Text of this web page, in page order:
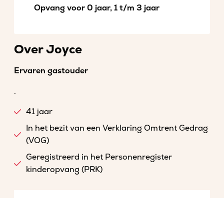
Opvang voor 0 jaar, 1 t/m 3 jaar
Over Joyce
Ervaren gastouder
.
41 jaar
In het bezit van een Verklaring Omtrent Gedrag
(VOG)
Geregistreerd in het Personenregister
kinderopvang (PRK)